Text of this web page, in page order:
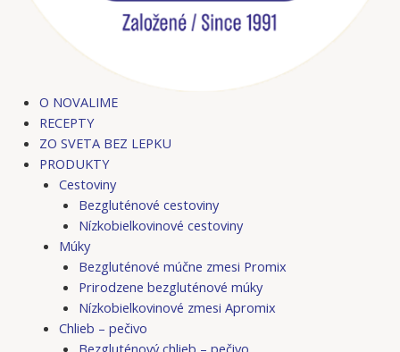
O NOVALIME
RECEPTY
ZO SVETA BEZ LEPKU
PRODUKTY
Cestoviny
Bezgluténové cestoviny
Nízkobielkovinové cestoviny
Múky
Bezgluténové múčne zmesi Promix
Prirodzene bezgluténové múky
Nízkobielkovinové zmesi Apromix
Chlieb – pečivo